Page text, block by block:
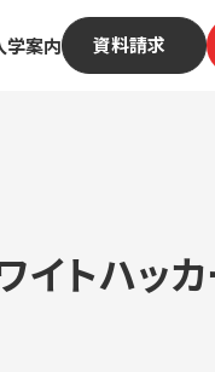
学案内 資料請求
イトハッ